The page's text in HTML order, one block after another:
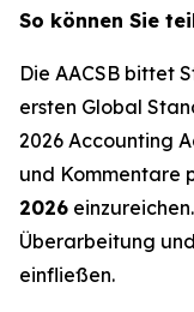
So können Sie
Die AACSB bittet
ersten Global
2026 Accounting
und Kommentare
2026
Überarbeitung
einfließen.